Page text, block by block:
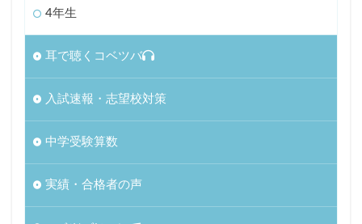
4年生
耳で聴くコベツバ
入試速報・志望校対策
中学受験算数
実績・合格者の声